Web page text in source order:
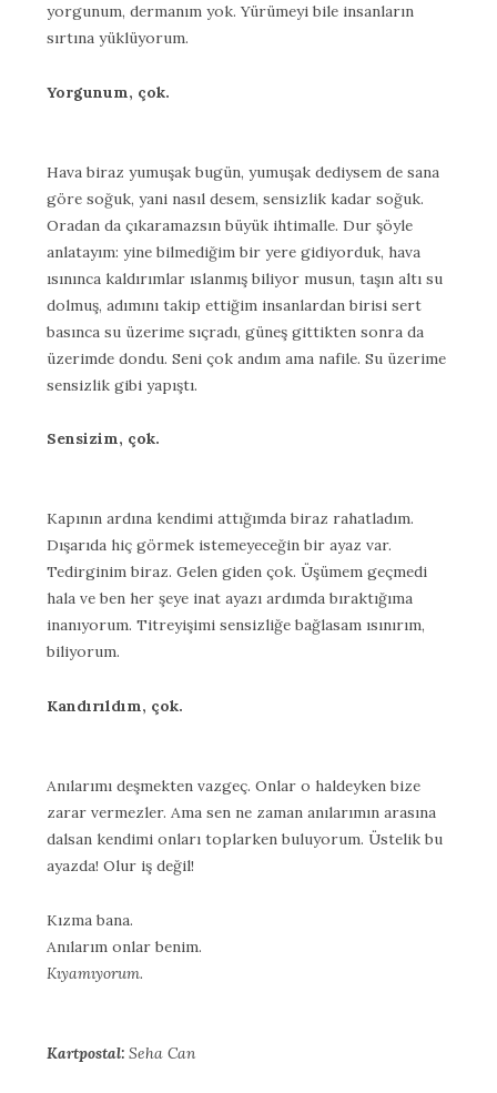
yorgunum, dermanım yok. Yürümeyi bile insanların
sırtına yüklüyorum.
Yorgunum, çok.
Hava biraz yumuşak bugün, yumuşak dediysem de sana
göre soğuk, yani nasıl desem, sensizlik kadar soğuk.
Oradan da çıkaramazsın büyük ihtimalle. Dur şöyle
anlatayım: yine bilmediğim bir yere gidiyorduk, hava
ısınınca kaldırımlar ıslanmış biliyor musun, taşın altı su
dolmuş, adımını takip ettiğim insanlardan birisi sert
basınca su üzerime sıçradı, güneş gittikten sonra da
üzerimde dondu. Seni çok andım ama nafile. Su üzerime
sensizlik gibi yapıştı.
Sensizim, çok.
Kapının ardına kendimi attığımda biraz rahatladım.
Dışarıda hiç görmek istemeyeceğin bir ayaz var.
Tedirginim biraz. Gelen giden çok. Üşümem geçmedi
hala ve ben her şeye inat ayazı ardımda bıraktığıma
inanıyorum. Titreyişimi sensizliğe bağlasam ısınırım,
biliyorum.
Kandırıldım, çok.
Anılarımı deşmekten vazgeç. Onlar o haldeyken bize
zarar vermezler. Ama sen ne zaman anılarımın arasına
dalsan kendimi onları toplarken buluyorum. Üstelik bu
ayazda! Olur iş değil!
Kızma bana.
Anılarım onlar benim.
Kıyamıyorum.
Kartpostal: Seha Can